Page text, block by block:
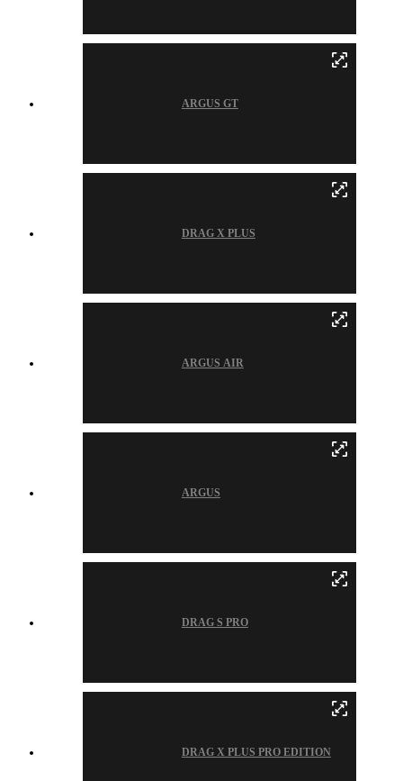
ARGUS GT
DRAG X PLUS
ARGUS AIR
ARGUS
DRAG S PRO
DRAG X PLUS PRO EDITION